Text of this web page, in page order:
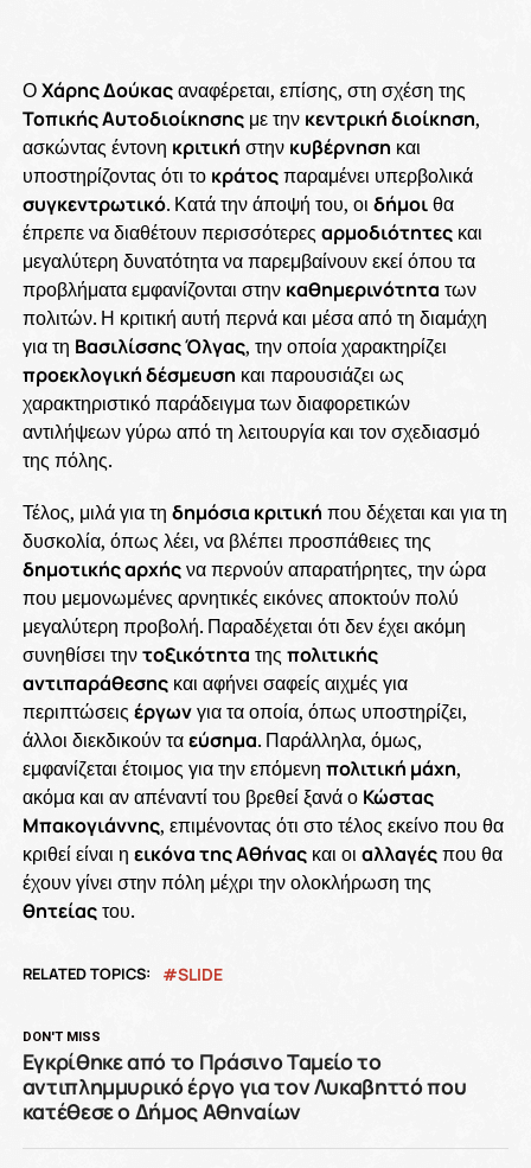
ΟΧάρης Δούκαςαναφέρεται, επίσης, στη σχέση της
Τοπικής Αυτοδιοίκησηςμε την κεντρική διοίκηση,
ασκώντας έντονη κριτική στην κυβέρνηση και
υποστηρίζοντας ότι το κράτοςπαραμένει υπερβολικά
συγκεντρωτικό. Κατά την άποψή του, οι δήμοιθα
έπρεπε να διαθέτουν περισσότερες αρμοδιότητεςκαι
μεγαλύτερη δυνατότητα να παρεμβαίνουν εκεί όπου τα
προβλήματα εμφανίζονται στην καθημερινότητα των
πολιτών. Η κριτική αυτή περνά και μέσα από τη διαμάχη
για τη Βασιλίσσης Όλγας, την οποία χαρακτηρίζει
προεκλογική δέσμευση και παρουσιάζει ως
χαρακτηριστικό παράδειγμα των διαφορετικών
αντιλήψεων γύρω από τη λειτουργία και τον σχεδιασμό
της πόλης.
Τέλος, μιλά για τη δημόσια κριτική που δέχεται και για τη
δυσκολία, όπως λέει, να βλέπει προσπάθειες της
δημοτικής αρχήςνα περνούν απαρατήρητες, την ώρα
που μεμονωμένες αρνητικές εικόνες αποκτούν πολύ
μεγαλύτερη προβολή. Παραδέχεται ότι δεν έχει ακόμη
συνηθίσει τηντοξικότητα της πολιτικής
αντιπαράθεσηςκαι αφήνει σαφείς αιχμές για
περιπτώσεις έργωνγια τα οποία, όπως υποστηρίζει,
άλλοι διεκδικούν ταεύσημα. Παράλληλα, όμως,
εμφανίζεται έτοιμος για την επόμενη πολιτική μάχη,
ακόμα και αν απέναντί του βρεθεί ξανά ο Κώστας
Μπακογιάννης, επιμένοντας ότι στο τέλος εκείνο που θα
κριθεί είναι η εικόνα της Αθήναςκαι οι αλλαγέςπου θα
έχουν γίνει στην πόλη μέχρι την ολοκλήρωση της
θητείαςτου.
RELATED TOPICS: SLIDE
DON'T MISS
Εγκρίθηκε από το Πράσινο Ταμείο το
αντιπλημμυρικό έργο για τον Λυκαβηττό που
κατέθεσε ο Δήμος Αθηναίων